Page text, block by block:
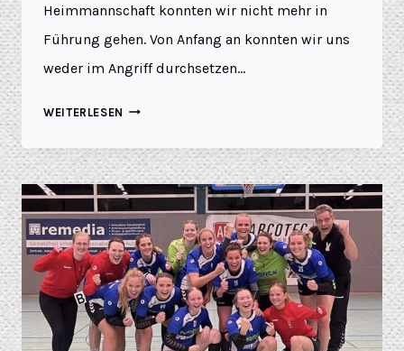
Heimmannschaft konnten wir nicht mehr in
Führung gehen. Von Anfang an konnten wir uns
weder im Angriff durchsetzen…
WEITERLESEN